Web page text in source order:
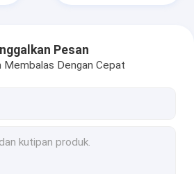
Pesan
Membalas Dengan Cepat